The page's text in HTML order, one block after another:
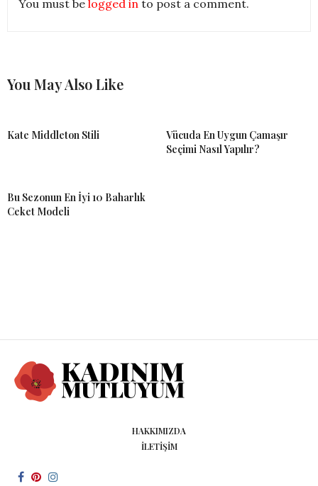
You must be logged in to post a comment.
You May Also Like
Kate Middleton Stili
Vücuda En Uygun Çamaşır
Seçimi Nasıl Yapılır?
Bu Sezonun En İyi 10 Baharlık
Ceket Modeli
HAKKIMIZDA
İLETIŞIM